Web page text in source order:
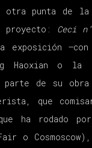
otra punta de la
proyecto: Ceci
exposición
Haoxian o
parte de su
que
ha rodado
o